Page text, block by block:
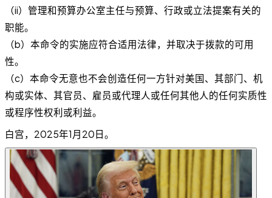
（ii）管理和预算办公室主任与预算、行政或立法提案有关的
职能。
（b）本命令的实施应符合适用法律，并取决于拨款的可用
性。
（c）本命令无意也不会创造任何一方针对美国、其部门、机
构或实体、其官员、雇员或代理人或任何其他人的任何实质性
或程序性权利或利益。
白宫，2025年1月20日。